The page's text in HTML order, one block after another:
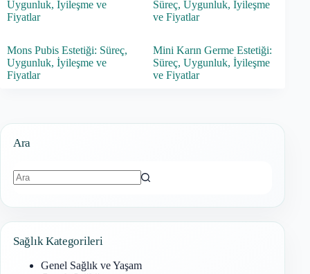
Uygunluk, İyileşme ve
Fiyatlar
Süreç, Uygunluk, İyileşme
ve Fiyatlar
Mons Pubis Estetiği: Süreç,
Uygunluk, İyileşme ve
Fiyatlar
Mini Karın Germe Estetiği:
Süreç, Uygunluk, İyileşme
ve Fiyatlar
Ara
Sağlık Kategorileri
Genel Sağlık ve Yaşam